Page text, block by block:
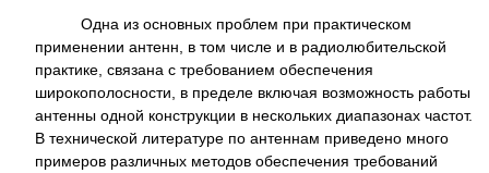
Одна из основных проблем при практическом
применении антенн, в том числе и в радиолюбительской
практике, связана с требованием обеспечения
широкополосности, в пределе включая возможность работы
антенны одной конструкции в нескольких диапазонах частот.
В технической литературе по антеннам приведено много
примеров различных методов обеспечения требований